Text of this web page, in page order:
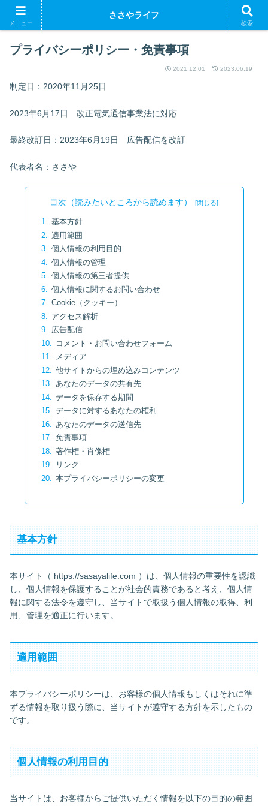
プライバシーポリシー・免責事項
2021.12.01 2023.06.19
制定日：2020年11月25日
2023年6月17日 改正電気通信事業法に対応
最終改訂日：2023年6月19日 広告配信を改訂
代表者名：ささや
目次（読みたいところから読めます）
基本方針
適用範囲
個人情報の利用目的
個人情報の管理
個人情報の第三者提供
個人情報に関するお問い合わせ
Cookie（クッキー）
アクセス解析
広告配信
コメント・お問い合わせフォーム
メディア
他サイトからの埋め込みコンテンツ
あなたのデータの共有先
データを保存する期間
データに対するあなたの権利
あなたのデータの送信先
免責事項
著作権・肖像権
リンク
本プライバシーポリシーの変更
基本方針
本サイト（ https://sasayalife.com ）は、個人情報の重要性を認識
し、個人情報を保護することが社会的責務であると考え、個人情
報に関する法令を遵守し、当サイトで取扱う個人情報の取得、利
用、管理を適正に行います。
適用範囲
本プライバシーポリシーは、お客様の個人情報もしくはそれに準
ずる情報を取り扱う際に、当サイトが遵守する方針を示したもの
です。
個人情報の利用目的
当サイトは、お客様からご提供いただく情報を以下の目的の範囲
メニュー
ささやライフ
検索